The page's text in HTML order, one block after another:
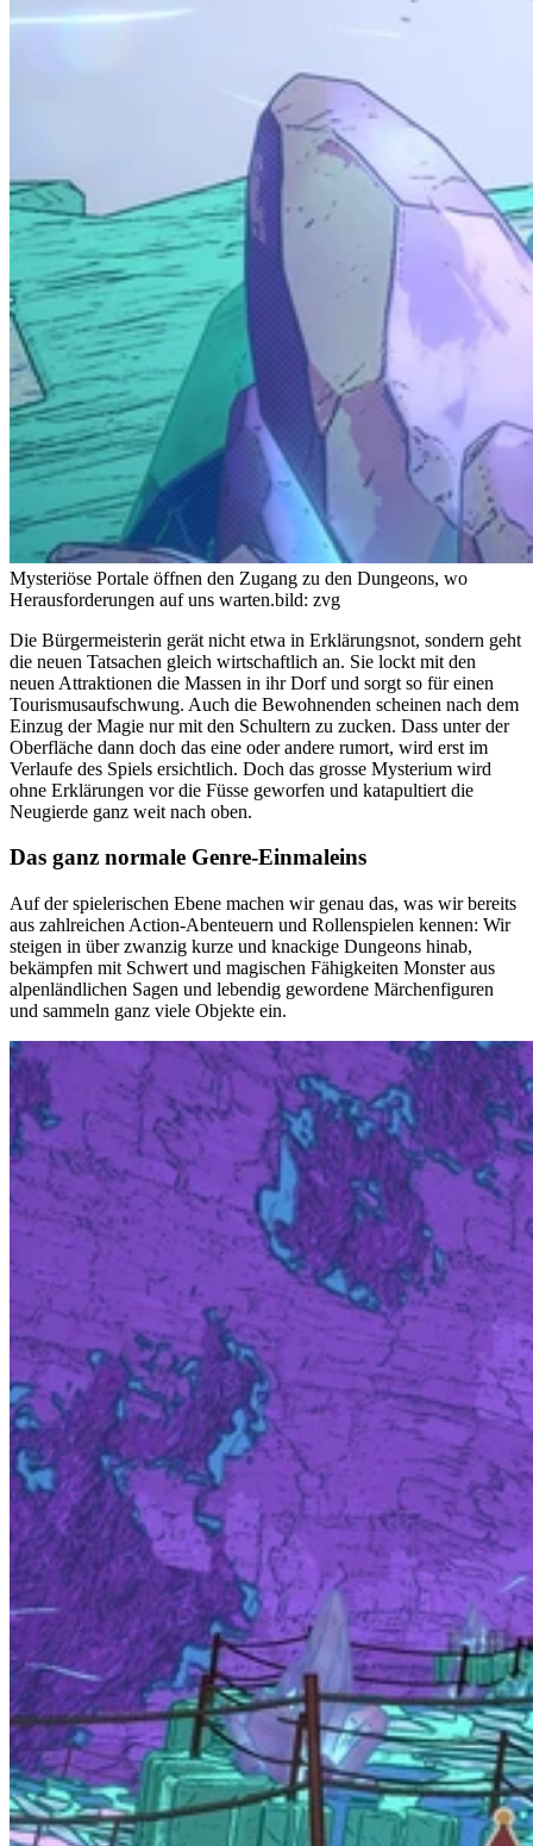
Mysteriöse Portale öffnen den Zugang zu den Dungeons, wo
Herausforderungen auf uns warten.bild: zvg
Die Bürgermeisterin gerät nicht etwa in Erklärungsnot, sondern geht
die neuen Tatsachen gleich wirtschaftlich an. Sie lockt mit den
neuen Attraktionen die Massen in ihr Dorf und sorgt so für einen
Tourismusaufschwung. Auch die Bewohnenden scheinen nach dem
Einzug der Magie nur mit den Schultern zu zucken. Dass unter der
Oberfläche dann doch das eine oder andere rumort, wird erst im
Verlaufe des Spiels ersichtlich. Doch das grosse Mysterium wird
ohne Erklärungen vor die Füsse geworfen und katapultiert die
Neugierde ganz weit nach oben.
Das ganz normale Genre-Einmaleins
Auf der spielerischen Ebene machen wir genau das, was wir bereits
aus zahlreichen Action-Abenteuern und Rollenspielen kennen: Wir
steigen in über zwanzig kurze und knackige Dungeons hinab,
bekämpfen mit Schwert und magischen Fähigkeiten Monster aus
alpenländlichen Sagen und lebendig gewordene Märchenfiguren
und sammeln ganz viele Objekte ein.